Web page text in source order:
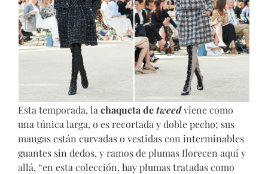
Esta temporada, la chaqueta detweedviene como
una túnica larga, o es recortada y doble pecho; sus
mangas están curvadas o vestidas con interminables
guantes sin dedos, y ramos de plumas florecen aquí y
allá, “en esta colección, hay plumas tratadas como